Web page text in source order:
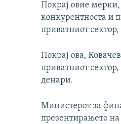
Покрај овие
конкурентноста и
приватниот
Покрај ова,
приватниот
денари.
Министерот за
презентирањето